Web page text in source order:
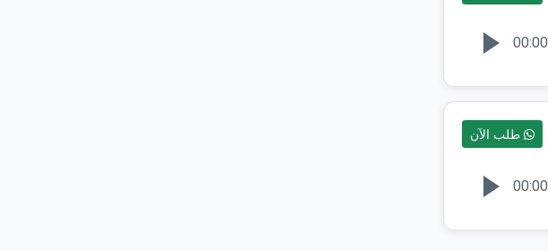
00:00
طلب الآن
00:00